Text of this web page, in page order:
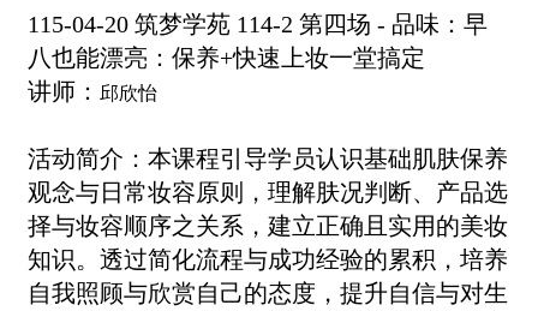
115-04-20 筑梦学苑 114-2 第四场 - 品味：早
八也能漂亮：保养+快速上妆一堂搞定
讲师： 邱欣怡
活动简介： 本课程引导学员认识基础肌肤保养
观念与日常妆容原则，理解肤况判断、产品选
择与妆容顺序之关系，建立正确且实用的美妆
知识。透过简化流程与成功经验的累积，培养
自我照顾与欣赏自己的态度，提升自信与对生